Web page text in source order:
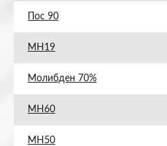
Пос 90
МН19
Молибден 70%
МН60
МН50